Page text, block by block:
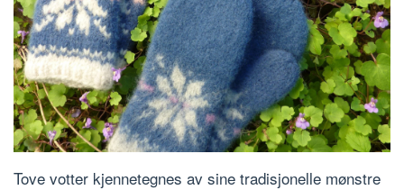
Tove votter kjennetegnes av sine tradisjonelle mønstre